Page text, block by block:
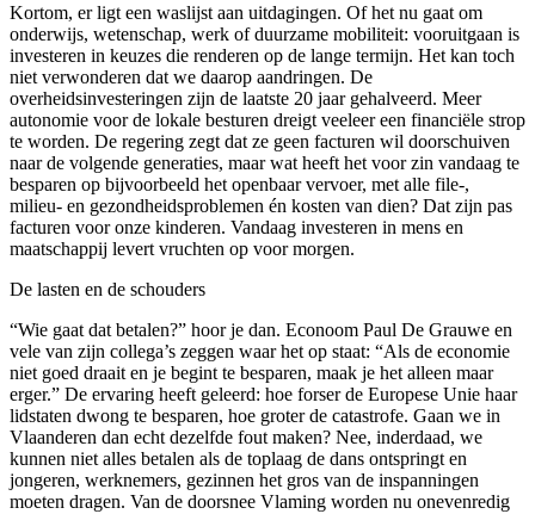
Kortom, er ligt een waslijst aan uitdagingen. Of het nu gaat om
onderwijs, wetenschap, werk of duurzame mobiliteit: vooruitgaan is
investeren in keuzes die renderen op de lange termijn. Het kan toch
niet verwonderen dat we daarop aandringen. De
overheidsinvesteringen zijn de laatste 20 jaar gehalveerd. Meer
autonomie voor de lokale besturen dreigt veeleer een financiële strop
te worden. De regering zegt dat ze geen facturen wil doorschuiven
naar de volgende generaties, maar wat heeft het voor zin vandaag te
besparen op bijvoorbeeld het openbaar vervoer, met alle file-,
milieu- en gezondheidsproblemen én kosten van dien? Dat zijn pas
facturen voor onze kinderen. Vandaag investeren in mens en
maatschappij levert vruchten op voor morgen.
De lasten en de schouders
“Wie gaat dat betalen?” hoor je dan. Econoom Paul De Grauwe en
vele van zijn collega’s zeggen waar het op staat: “Als de economie
niet goed draait en je begint te besparen, maak je het alleen maar
erger.” De ervaring heeft geleerd: hoe forser de Europese Unie haar
lidstaten dwong te besparen, hoe groter de catastrofe. Gaan we in
Vlaanderen dan echt dezelfde fout maken? Nee, inderdaad, we
kunnen niet alles betalen als de toplaag de dans ontspringt en
jongeren, werknemers, gezinnen het gros van de inspanningen
moeten dragen. Van de doorsnee Vlaming worden nu onevenredig